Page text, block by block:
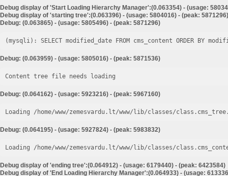
Debug display of 'Start Loading Hierarchy Manager':(0.063354) - (usage:
Debug display of 'starting tree':(0.063396) - (usage: 5804016) - (peak: 5871296)
Debug: (0.063865) - (usage: 5805496) - (peak: 5871296)
Debug: (0.063959) - (usage: 5805016) - (peak: 5871536)
Content tree file needs loading
Debug: (0.064162) - (usage: 5923216) - (peak: 5967160)
Loading /home/www/zemesvardu.lt/www/lib/classes/
Debug: (0.064195) - (usage: 5927824) - (peak: 5983832)
Loading /home/www/zemesvardu.lt/www/lib/classes/
Debug display of 'ending tree':(0.064912) - (usage: 6179440) - (peak: 6423584)
Debug display of 'End Loading Hierarchy Manager':(0.064933) - (usage: